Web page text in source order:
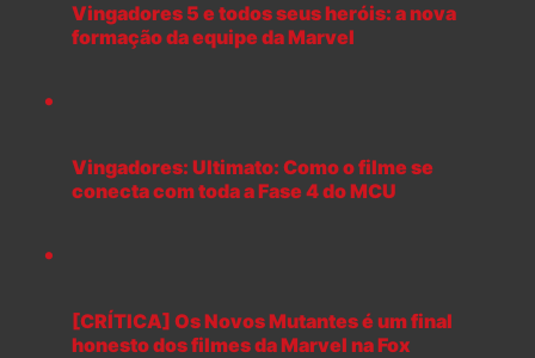
Vingadores 5 e todos seus heróis: a nova
formação da equipe da Marvel
Vingadores: Ultimato: Como o filme se
conecta com toda a Fase 4 do MCU
[CRÍTICA] Os Novos Mutantes é um final
honesto dos filmes da Marvel na Fox